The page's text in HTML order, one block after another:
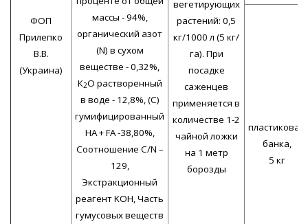
ФОП
Прилепко
В.В.
(Украина)
массы - 94%,
органический азот
(N) в сухом
веществе - 0,32%,
К2О растворенный
в воде - 12,8%, (C)
гумифицированный
HA + FA -38,80%,
Соотношение C/N –
129,
Экстракционный
реагент KOH, Часть
гумусовых веществ
вегетирующих
растений: 0,5
кг/1000 л (5 кг/
га). При
посадке
саженцев
применяется в
количестве 1-2
чайной ложки
на 1 метр
борозды
пластиковая
банка,
5 кг